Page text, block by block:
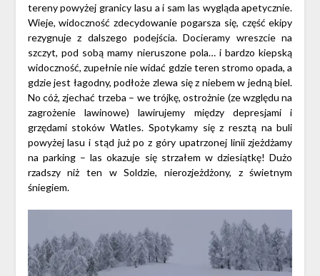
tereny powyżej granicy lasu a i sam las wygląda apetycznie.
Wieje, widoczność zdecydowanie pogarsza się, część ekipy
rezygnuje z dalszego podejścia. Docieramy wreszcie na
szczyt, pod sobą mamy nieruszone pola… i bardzo kiepską
widoczność, zupełnie nie widać gdzie teren stromo opada, a
gdzie jest łagodny, podłoże zlewa się z niebem w jedną biel.
No cóż, zjechać trzeba – we trójkę, ostrożnie (ze względu na
zagrożenie lawinowe) lawirujemy między depresjami i
grzędami stoków Watles. Spotykamy się z resztą na buli
powyżej lasu i stąd już po z góry upatrzonej linii zjeżdżamy
na parking – las okazuje się strzałem w dziesiątkę! Dużo
rzadszy niż ten w Soldzie, nierozjeżdżony, z świetnym
śniegiem.